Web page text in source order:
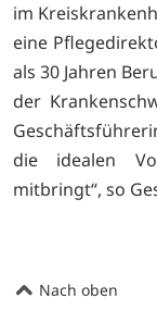
im
eine
als 30 Jahren
der
die idealen
mitbringt“, so
Nach oben